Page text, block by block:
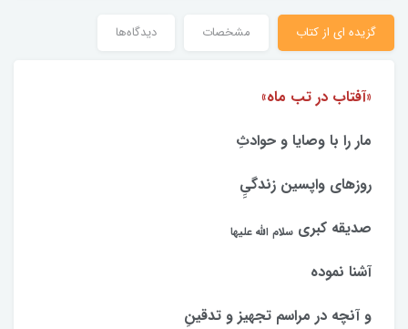
گزیده ای از کتاب مشخصات دیدگاه‌ها
«آفتاب در تب ماه»
مار را با وصایا و حوادثِ
روزهای واپسین زندگیِِ
صدیقه کبری سلام الله علیها
آشنا نموده
و آنچه در مراسم تجهیز و تدقینِ